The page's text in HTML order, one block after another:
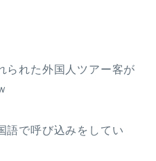
られた外国人ツアー客が
語で呼び込みをしてい